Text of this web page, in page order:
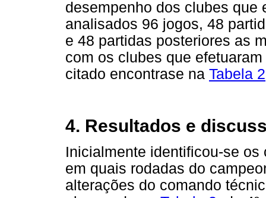
desempenho dos clubes que
analisados 96 jogos, 48
e 48 partidas posteriores as
com os clubes que
citado encontrase na Tabela 2
4. Resultados e
Inicialmente identificou-se
em quais rodadas do
alterações do comando